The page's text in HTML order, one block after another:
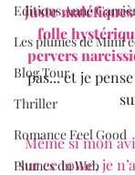
Editions Anne
Les plumes de Mimi
Blog Tour
Thriller
Romance Feel Good
Plumes du Web
juste
folle
pervers
pas... et je
Même si mon
sur ce tome, je